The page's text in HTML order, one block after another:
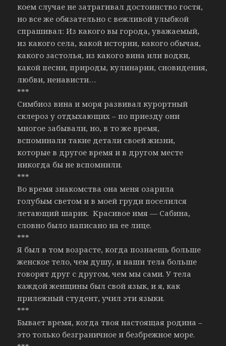
коем случае не затрагивал достоинство гостя,
но все же обязательно с вежливой улыбкой
спрашивал: Из какого вы города, уважаемый,
из какого села, какой истории, какого обычая,
какого застолья, из какого вина или водки,
какой песни, природы, кулинарии, сновидения,
любви, ненависти…
***
Симбиоз вина и моря развивал курортный
склероз у отдыхающих – по приезду они
многое забывали, но, в то же время,
вспоминали такие детали своей жизни,
которые в другое время и в другом месте
никогда бы не вспомнили.
***
Во время знакомства она меня озарила
голубым светом и в моей груди поселился
летающий шарик. Красивое имя — Сабина,
словно было написано на ее лице.
***
Я был в том возрасте, когда познаешь больше
женское тело, чем душу, и наши тела больше
говорят друг с другом, чем мы сами. У тела
каждой женщины был свой язык, и я, как
прилежный студент, учил эти языки.
***
Бывает время, когда твоя настоящая родина –
это только безграничное и безбрежное море.